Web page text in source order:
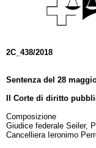
2C_438/2018
Sentenza del 28
II Corte di diritto
Composizione
Giudice federale Seiler,
Cancelliera Ieronimo